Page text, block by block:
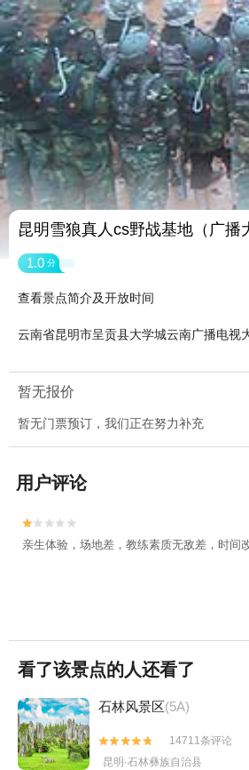
昆明雪狼真人cs野战基地（广播
1.0 分
查看景点简介及开放时间
云南省昆明市呈贡县大学城云南广播电视
暂无报价
暂无门票预订，我们正在努力补充
用户评论


亲生体验，场地差，教练素质无敌差，时间
看了该景点的人还看了
石林风景区(5A)


14711条评论
昆明·石林彝族自治县